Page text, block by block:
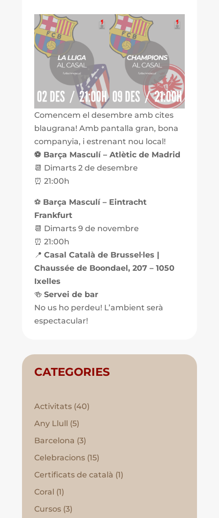
Comencem el desembre amb cites
blaugrana! Amb pantalla gran, bona
companyia, i estrenant nou local!
⚽ Barça Masculí – Atlètic de Madrid
📆 Dimarts 2 de desembre
⏰ 21:00h
⚽ Barça Masculí – Eintracht
Frankfurt
📆 Dimarts 9 de novembre
⏰ 21:00h
📍 Casal Català de Brussel·les |
Chaussée de Boondael, 207 – 1050
Ixelles
🍻 Servei de bar
No us ho perdeu! L’ambient serà
espectacular!
CATEGORIES
Activitats(40)
Any Llull
(5)
Barcelona (3)
Celebracions(15)
Certificats de català (1)
Coral (1)
Cursos(3)